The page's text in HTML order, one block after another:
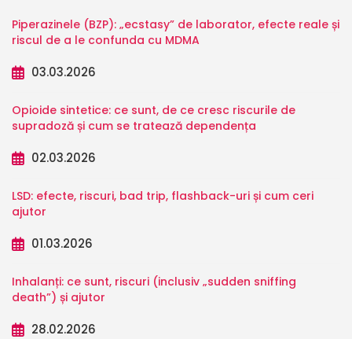
Piperazinele (BZP): „ecstasy” de laborator, efecte reale și
riscul de a le confunda cu MDMA
03.03.2026
Opioide sintetice: ce sunt, de ce cresc riscurile de
supradoză și cum se tratează dependența
02.03.2026
LSD: efecte, riscuri, bad trip, flashback-uri și cum ceri
ajutor
01.03.2026
Inhalanți: ce sunt, riscuri (inclusiv „sudden sniffing
death”) și ajutor
28.02.2026